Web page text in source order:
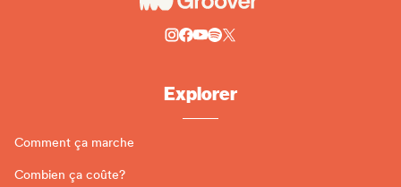
Explorer
Comment ça marche
Combien ça coûte?